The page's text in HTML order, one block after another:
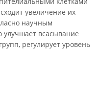
увеличение их
научным
улучшает всасывание
регулирует уровень